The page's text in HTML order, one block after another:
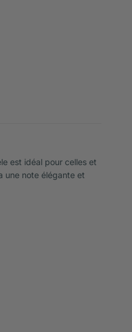
est idéal pour celles et
une note élégante et